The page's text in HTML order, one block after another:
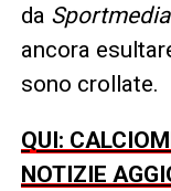
da
ancora
sono crollate.
QUI:
NOTIZIE